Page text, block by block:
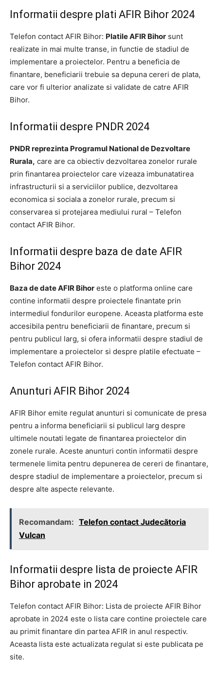
Informatii despre plati AFIR Bihor 2024
Telefon contact AFIR Bihor: Platile AFIR Bihor sunt
realizate in mai multe transe, in functie de stadiul de
implementare a proiectelor. Pentru a beneficia de
finantare, beneficiarii trebuie sa depuna cereri de plata,
care vor fi ulterior analizate si validate de catre AFIR
Bihor.
Informatii despre PNDR 2024
PNDR reprezinta Programul National de Dezvoltare
Rurala, care are ca obiectiv dezvoltarea zonelor rurale
prin finantarea proiectelor care vizeaza imbunatatirea
infrastructurii si a serviciilor publice, dezvoltarea
economica si sociala a zonelor rurale, precum si
conservarea si protejarea mediului rural – Telefon
contact AFIR Bihor.
Informatii despre baza de date AFIR
Bihor 2024
Baza de date AFIR Bihor este o platforma online care
contine informatii despre proiectele finantate prin
intermediul fondurilor europene. Aceasta platforma este
accesibila pentru beneficiarii de finantare, precum si
pentru publicul larg, si ofera informatii despre stadiul de
implementare a proiectelor si despre platile efectuate –
Telefon contact AFIR Bihor.
Anunturi AFIR Bihor 2024
AFIR Bihor emite regulat anunturi si comunicate de presa
pentru a informa beneficiarii si publicul larg despre
ultimele noutati legate de finantarea proiectelor din
zonele rurale. Aceste anunturi contin informatii despre
termenele limita pentru depunerea de cereri de finantare,
despre stadiul de implementare a proiectelor, precum si
despre alte aspecte relevante.
Recomandam: Telefon contact Judecătoria
Vulcan
Informatii despre lista de proiecte AFIR
Bihor aprobate in 2024
Telefon contact AFIR Bihor: Lista de proiecte AFIR Bihor
aprobate in 2024 este o lista care contine proiectele care
au primit finantare din partea AFIR in anul respectiv.
Aceasta lista este actualizata regulat si este publicata pe
site.